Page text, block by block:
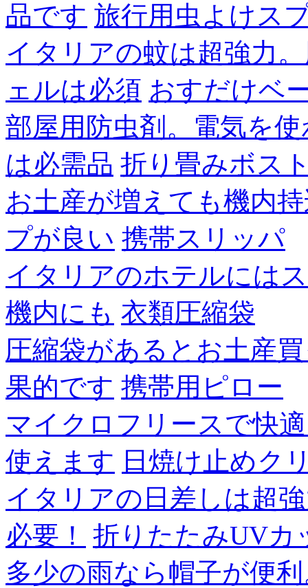
品です 旅行用虫よけス
イタリアの蚊は超強力
ェルは必須 おすだけベ
部屋用防虫剤。電気を
は必需品 折り畳みボス
お土産が増えても機内
プが良い 携帯スリッパ
イタリアのホテルには
機内にも 衣類圧縮袋
圧縮袋があるとお土産
果的です 携帯用ピロー
マイクロフリースで快
使えます 日焼け止めク
イタリアの日差しは超
必要！
折りたたみUVカ
多少の雨なら帽子が便